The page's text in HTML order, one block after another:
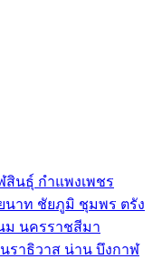
สินธุ์ กำแพงเพชร
นาท ชัยภูมิ ชุมพร ตรัง
ม นครราชสีมา
นราธิวาส น่าน บึงกาฬ